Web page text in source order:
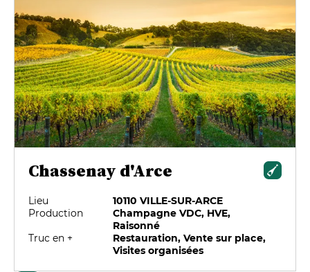
Chassenay d'Arce
Lieu
10110 VILLE-SUR-ARCE
Production
Champagne VDC, HVE,
Raisonné
Truc en +
Restauration, Vente sur place,
Visites organisées